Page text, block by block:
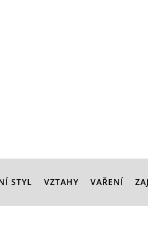
STYL VZTAHY VAŘENÍ